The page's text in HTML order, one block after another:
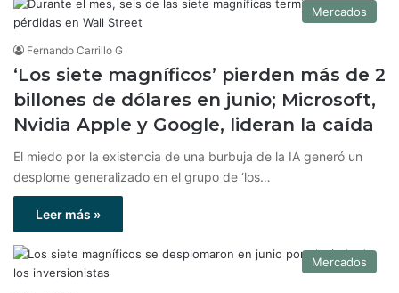
Mercados
Fernando Carrillo G
‘Los siete magníficos’ pierden más de 2
billones de dólares en junio; Microsoft,
Nvidia Apple y Google, lideran la caída
El miedo por la existencia de una burbuja de la IA generó un
desplome generalizado en el grupo de ‘los…
Leer más »
Mercados